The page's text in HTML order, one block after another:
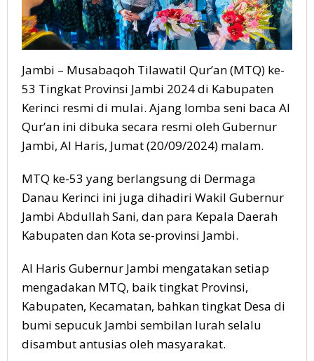
Jambi – Musabaqoh Tilawatil Qur’an (MTQ) ke-
53 Tingkat Provinsi Jambi 2024 di Kabupaten
Kerinci resmi di mulai. Ajang lomba seni baca Al
Qur’an ini dibuka secara resmi oleh Gubernur
Jambi, Al Haris, Jumat (20/09/2024) malam.
MTQ ke-53 yang berlangsung di Dermaga
Danau Kerinci ini juga dihadiri Wakil Gubernur
Jambi Abdullah Sani, dan para Kepala Daerah
Kabupaten dan Kota se-provinsi Jambi.
Al Haris Gubernur Jambi mengatakan setiap
mengadakan MTQ, baik tingkat Provinsi,
Kabupaten, Kecamatan, bahkan tingkat Desa di
bumi sepucuk Jambi sembilan lurah selalu
disambut antusias oleh masyarakat.